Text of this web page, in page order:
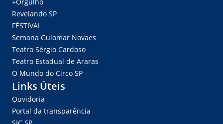
+Orgulho
Revelando SP
FÉSTIVAL
Semana Guiomar Novaes
Teatro Sérgio Cardoso
Teatro Estadual de Araras
O Mundo do Circo SP
Links Úteis
Ouvidoria
Portal da transparência